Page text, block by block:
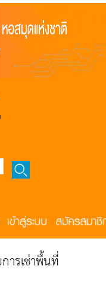
ารเช่าพื้นที่